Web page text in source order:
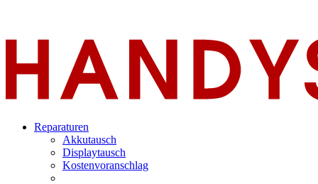
Reparaturen
Akkutausch
Displaytausch
Kostenvoranschlag